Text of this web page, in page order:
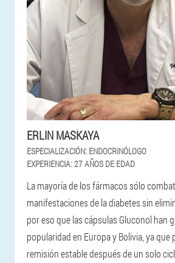
ERLIN MASKAYA
ESPECIALIZACIÓN: ENDOCRINÓLOGO
EXPERIENCIA:27 AÑOS DE EDAD
La mayoría de los fármacos sólo
manifestaciones de la diabetes sin
por eso que las cápsulas Gluconol han
popularidad en Europa y Bolivia, ya que
remisión estable después de un solo